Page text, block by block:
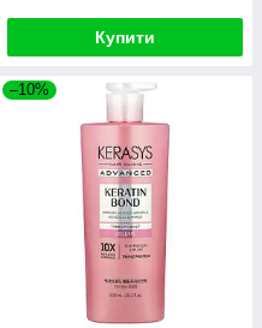
Купити
–10%